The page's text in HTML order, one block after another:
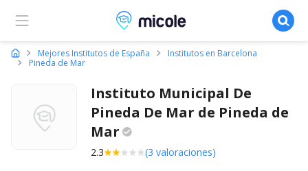
Micole, buscador de colegios
Mejores Institutos de España
Institutos en Barcelona
Pineda de Mar
Instituto Municipal De
Pineda De Mar de Pineda de
Mar
2.3 (3 valoraciones)